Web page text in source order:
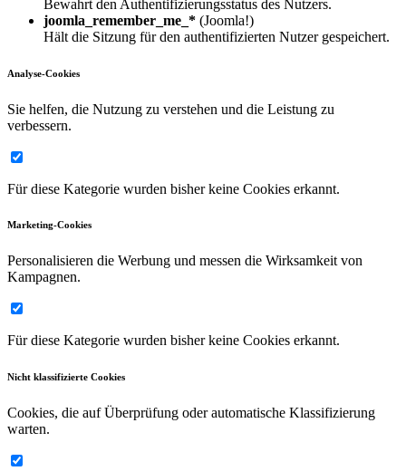
Bewahrt den Authentifizierungsstatus des Nutzers.
joomla_remember_me_* (Joomla!)
Hält die Sitzung für den authentifizierten Nutzer gespeichert.
Analyse-Cookies
Sie helfen, die Nutzung zu verstehen und die Leistung zu
verbessern.
Für diese Kategorie wurden bisher keine Cookies erkannt.
Marketing-Cookies
Personalisieren die Werbung und messen die Wirksamkeit von
Kampagnen.
Für diese Kategorie wurden bisher keine Cookies erkannt.
Nicht klassifizierte Cookies
Cookies, die auf Überprüfung oder automatische Klassifizierung
warten.